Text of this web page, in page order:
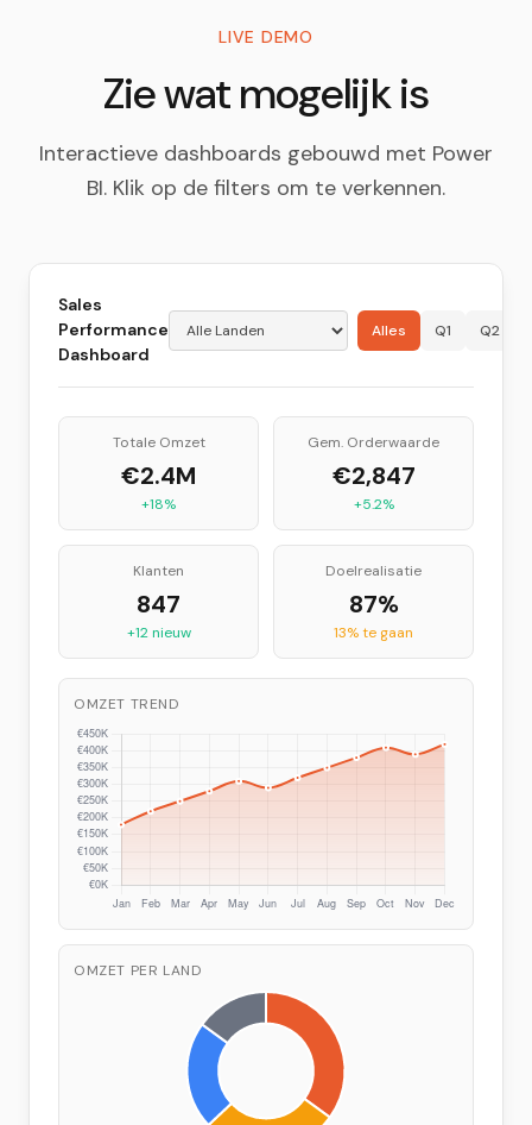
LIVE DEMO
Zie wat mogelijk is
Interactieve dashboards gebouwd met Power
BI. Klik op de filters om te verkennen.
Sales
Performance
Dashboard
Alles Q1 Q2
Totale Omzet
€2.4M
+18%
Gem. Orderwaarde
€2,847
+5.2%
Klanten
847
+12 nieuw
Doelrealisatie
87%
13% te gaan
OMZET TREND
OMZET PER LAND